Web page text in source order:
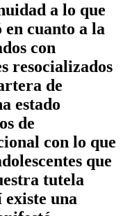
a lo que
cuanto a la
con
resocializados
de
estado
de
con lo que
que
tutela
existe una